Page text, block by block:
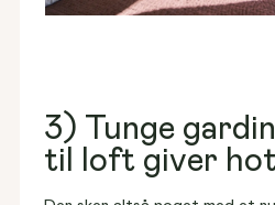
3) Tunge
til loft giver